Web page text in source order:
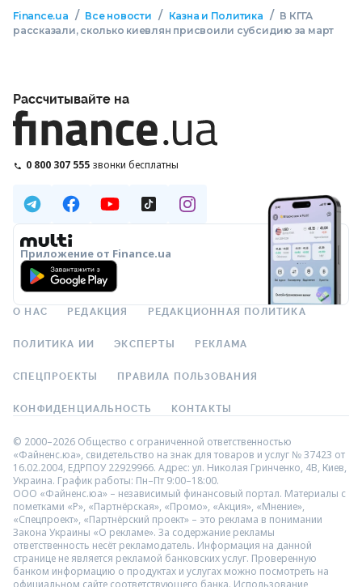
Finance.ua / Все новости / Казна и Политика / В КГГА
рассказали, сколько киевлян присвоили субсидию за март
Рассчитывайте на
0 800 307 555 звонки бесплатны
Приложение от Finance.ua
О НАС РЕДАКЦИЯ РЕДАКЦИОННАЯ ПОЛИТИКА
ПОЛИТИКА ИИ ЭКСПЕРТЫ РЕКЛАМА
СПЕЦПРОЕКТЫ ПРАВИЛА ПОЛЬЗОВАНИЯ
КОНФИДЕНЦИАЛЬНОСТЬ КОНТАКТЫ
© 2000–2026 Общество с ограниченной ответственностью
«Файненс.юа», свидетельство на знак для товаров и услуг № 37423 от
16.02.2004, ЕДРПОУ 22929966. Адрес: ул. Николая Гринченко, 4В, Киев,
Украина. График работы: Пн–Пт 9:00–18:00.
ООО «Файненс.юа» – независимый финансовый портал. Материалы с
пометками «Р», «Партнёрская», «Промо», «Акция», «Мнение»,
«Спецпроект», «Партнёрский проект» – это реклама в понимании
Закона Украины «О рекламе». За содержание рекламы
ответственность несёт рекламодатель. Информация на данной
странице не является рекламой банковских услуг. Проверенную
банком информацию о продуктах и услугах можно посмотреть на
официальном сайте соответствующего банка. Использование